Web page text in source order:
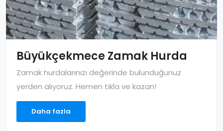
Büyükçekmece Zamak Hurda
Zamak hurdalarınızı değerinde bulunduğunuz
yerden alıyoruz. Hemen tıkla ve kazan!
Daha fazla